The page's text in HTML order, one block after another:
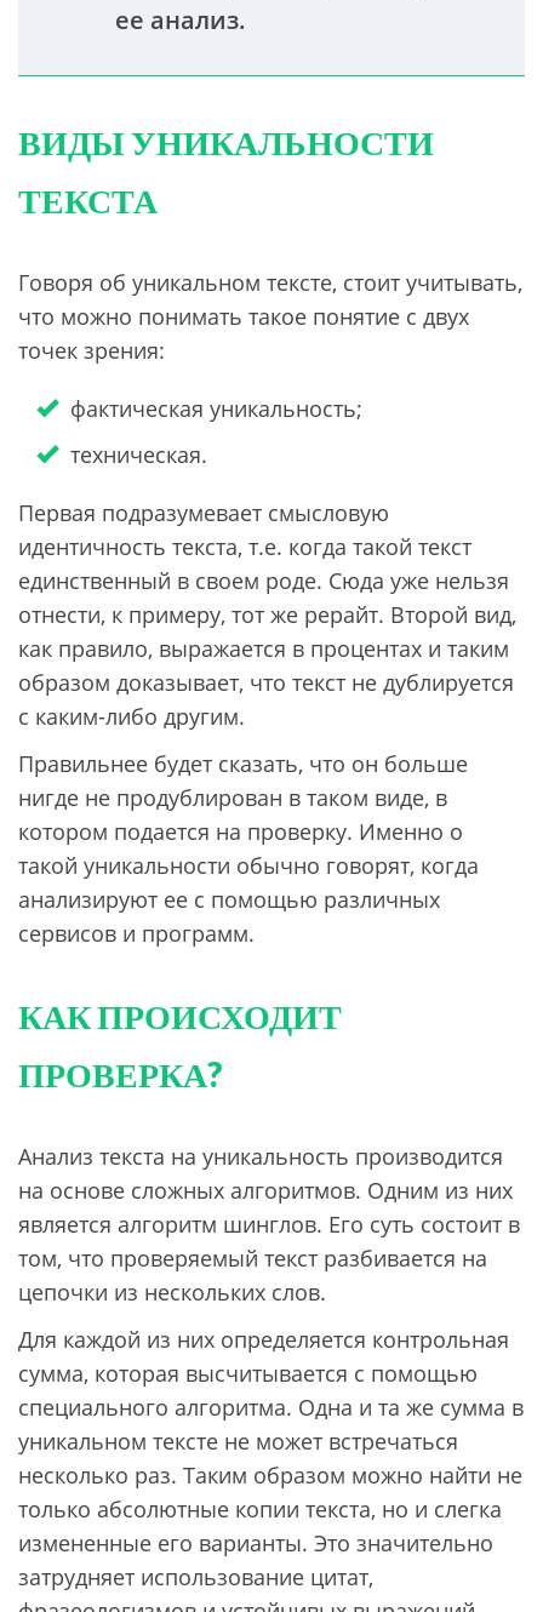
ее анализ.
ВИДЫ УНИКАЛЬНОСТИ
ТЕКСТА
Говоря об уникальном тексте, стоит учитывать,
что можно понимать такое понятие с двух
точек зрения:
фактическая уникальность;
техническая.
Первая подразумевает смысловую
идентичность текста, т.е. когда такой текст
единственный в своем роде. Сюда уже нельзя
отнести, к примеру, тот же рерайт. Второй вид,
как правило, выражается в процентах и таким
образом доказывает, что текст не дублируется
с каким-либо другим.
Правильнее будет сказать, что он больше
нигде не продублирован в таком виде, в
котором подается на проверку. Именно о
такой уникальности обычно говорят, когда
анализируют ее с помощью различных
сервисов и программ.
КАК ПРОИСХОДИТ
ПРОВЕРКА?
Анализ текста на уникальность производится
на основе сложных алгоритмов. Одним из них
является алгоритм шинглов. Его суть состоит в
том, что проверяемый текст разбивается на
цепочки из нескольких слов.
Для каждой из них определяется контрольная
сумма, которая высчитывается с помощью
специального алгоритма. Одна и та же сумма в
уникальном тексте не может встречаться
несколько раз. Таким образом можно найти не
только абсолютные копии текста, но и слегка
измененные его варианты. Это значительно
затрудняет использование цитат,